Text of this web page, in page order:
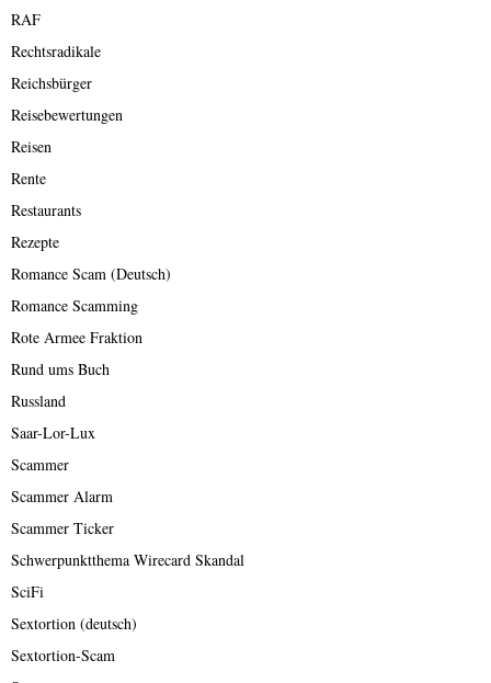
RAF
Rechtsradikale
Reichsbürger
Reisebewertungen
Reisen
Rente
Restaurants
Rezepte
Romance Scam (Deutsch)
Romance Scamming
Rote Armee Fraktion
Rund ums Buch
Russland
Saar-Lor-Lux
Scammer
Scammer Alarm
Scammer Ticker
Schwerpunktthema Wirecard Skandal
SciFi
Sextortion (deutsch)
Sextortion-Scam